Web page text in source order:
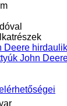
Deere
John